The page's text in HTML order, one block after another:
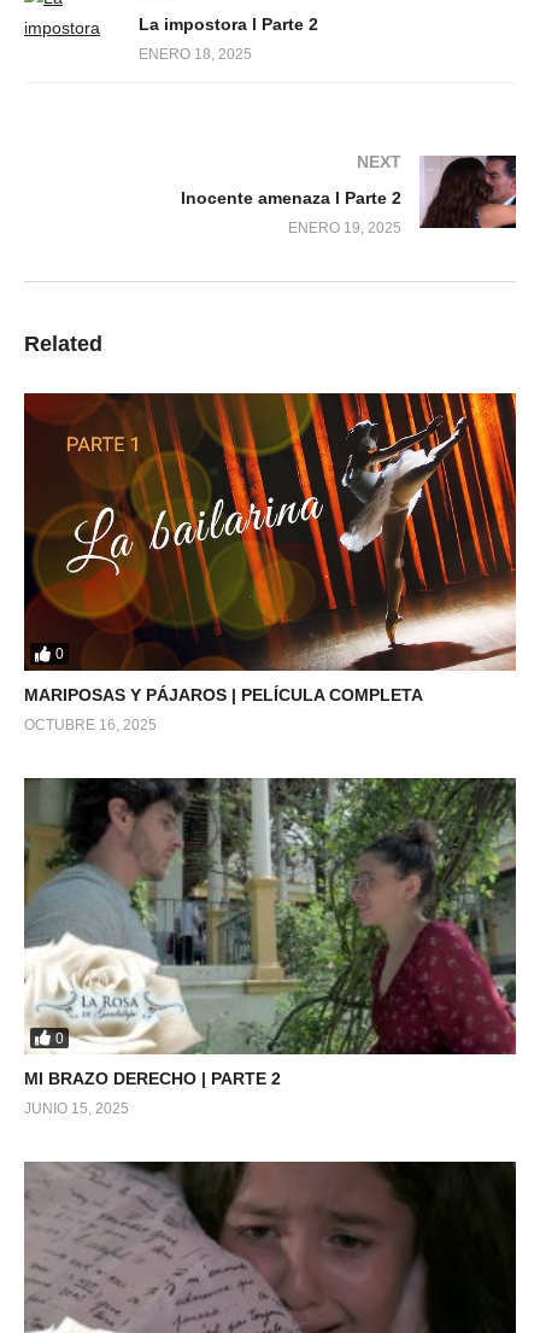
La impostora l Parte 2
ENERO 18, 2025
NEXT
Inocente amenaza l Parte 2
ENERO 19, 2025
Related
0
MARIPOSAS Y PÁJAROS | PELÍCULA COMPLETA
OCTUBRE 16, 2025
0
MI BRAZO DERECHO | PARTE 2
JUNIO 15, 2025